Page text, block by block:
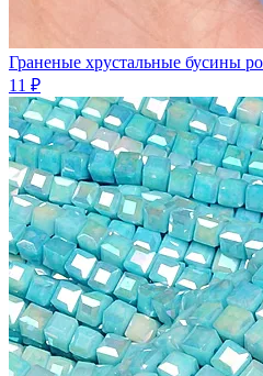
Граненые хрустальные бусины
11 ₽